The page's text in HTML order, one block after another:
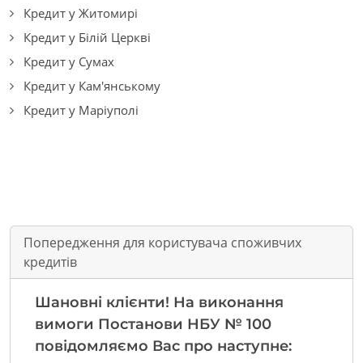
Кредит у Житомирі
Кредит у Білій Церкві
Кредит у Сумах
Кредит у Кам'янському
Кредит у Маріуполі
Попередження для користувача споживчих
кредитів
Шановні клієнти! На виконання
вимоги Постанови НБУ № 100
повідомляємо Вас про наступне: